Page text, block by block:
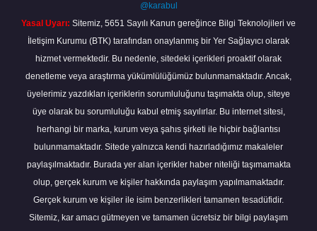
@karabul
Yasal Uyarı: Sitemiz, 5651 Sayılı Kanun gereğince Bilgi Teknolojileri ve
İletişim Kurumu (BTK) tarafından onaylanmış bir Yer Sağlayıcı olarak
hizmet vermektedir. Bu nedenle, sitedeki içerikleri proaktif olarak
denetleme veya araştırma yükümlülüğümüz bulunmamaktadır. Ancak,
üyelerimiz yazdıkları içeriklerin sorumluluğunu taşımakta olup, siteye
üye olarak bu sorumluluğu kabul etmiş sayılırlar. Bu internet sitesi,
herhangi bir marka, kurum veya şahıs şirketi ile hiçbir bağlantısı
bulunmamaktadır. Sitede yalnızca kendi hazırladığımız makaleler
paylaşılmaktadır. Burada yer alan içerikler haber niteliği taşımamakta
olup, gerçek kurum ve kişiler hakkında paylaşım yapılmamaktadır.
Gerçek kurum ve kişiler ile isim benzerlikleri tamamen tesadüfidir.
Sitemiz, kar amacı gütmeyen ve tamamen ücretsiz bir bilgi paylaşım